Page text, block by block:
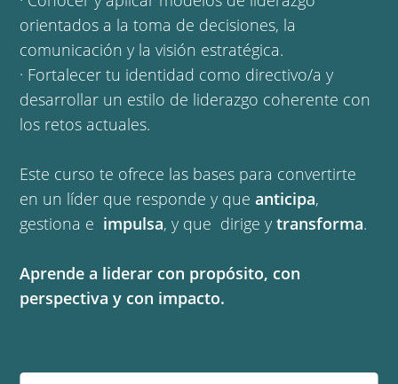
orientados a la toma de decisiones, la
comunicación y la visión estratégica.
· Fortalecer tu identidad como directivo/a y
desarrollar un estilo de liderazgo coherente con
los retos actuales.
Este curso te ofrece las bases para convertirte
en un líder que responde y queanticipa,
gestiona e impulsa, y que dirige ytransforma.
Aprende a liderar con propósito, con
perspectiva y con impacto.